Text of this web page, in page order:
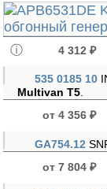
4 312 ₽
535 0185 10
Multivan T5
от 4 356 ₽
GA754.12
от 7 804 ₽